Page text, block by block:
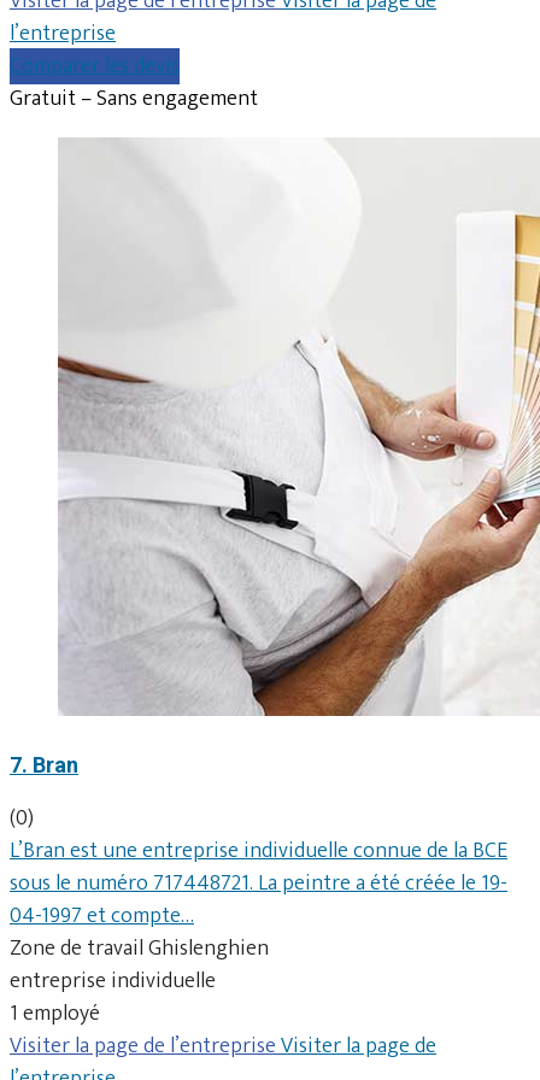
l’entreprise
Comparer les devis
Gratuit – Sans engagement
7. Bran
(0)
L’Bran est une entreprise individuelle connue de la BCE
sous le numéro 717448721. La peintre a été créée le 19-
04-1997 et compte…
Zone de travail Ghislenghien
entreprise individuelle
1 employé
Visiter la page de l’entrepriseVisiter la page de